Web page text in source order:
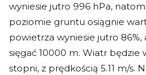
wyniesie jutro 996 hPa,
poziomie gruntu osiągnie
powietrza wyniesie jutro 86%,
sięgać 10000 m. Wiatr będzie
stopni, z prędkością 5.11 m/s.